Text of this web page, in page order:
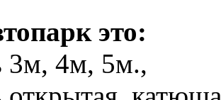
это:
3м, 4м, 5м.,